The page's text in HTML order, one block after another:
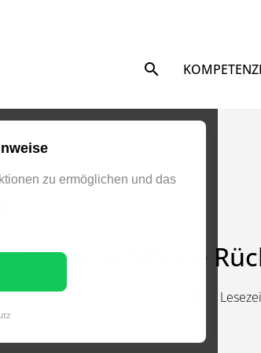
zu ermöglichen und das
das unsichtbare